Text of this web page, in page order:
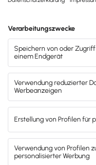
Mach's dir leicht und gib
entscheidenden Push –
Buchhaltung & Lohn.